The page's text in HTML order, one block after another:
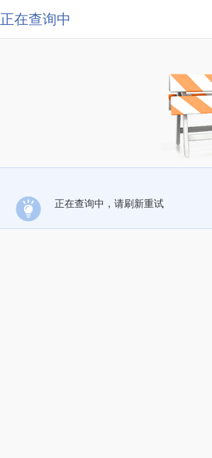
正在查询中
正在查询中，请刷新重试